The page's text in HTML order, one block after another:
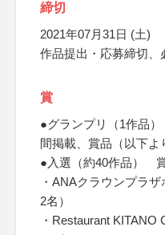
締切
2021年07月31日 (土)
作品提出・応募締切、
賞
●グランプリ（1作品
間掲載、賞品（以下よ
●入選（約40作品） 賞
・ANAクラウンプラ
2名）
・Restaurant KITANO